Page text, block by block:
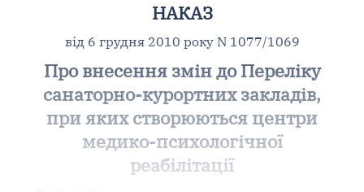
НАКАЗ
від 6 грудня 2010 року N 1077/1069
Про внесення змін до Переліку
санаторно-курортних закладів,
при яких створюються центри
медико-психологічної
реабілітації